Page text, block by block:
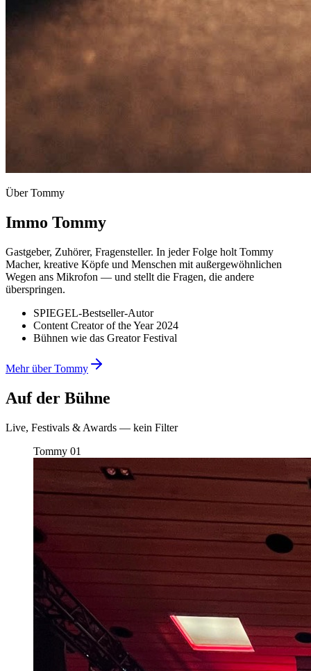
Über Tommy
Immo Tommy
Gastgeber, Zuhörer, Fragensteller. In jeder Folge holt Tommy
Macher, kreative Köpfe und Menschen mit außergewöhnlichen
Wegen ans Mikrofon — und stellt die Fragen, die andere
überspringen.
SPIEGEL-Bestseller-Autor
Content Creator of the Year 2024
Bühnen wie das Greator Festival
Mehr über Tommy
Auf der Bühne
Live, Festivals & Awards — kein Filter
Tommy 01